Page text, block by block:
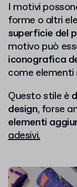
I motivi
forme o altri
superficie del
motivo può
iconografica
come elementi
Questo stile è
design, forse
elementi
adesivi.